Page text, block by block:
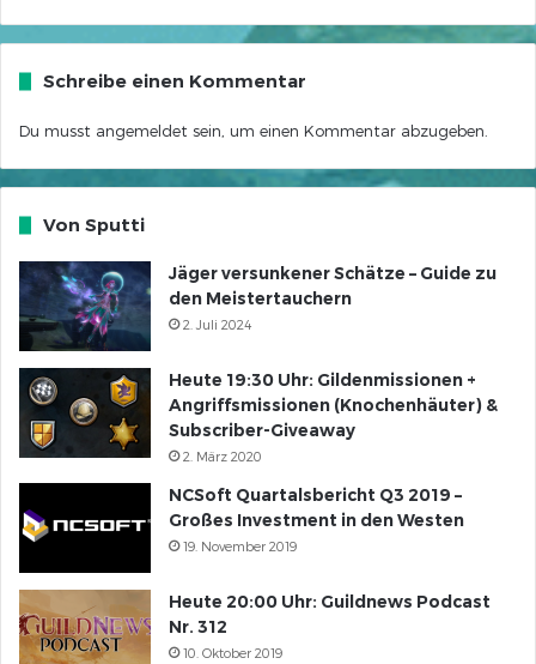
Schreibe einen Kommentar
Du musst angemeldet sein, um einen Kommentar abzugeben.
Von Sputti
Jäger versunkener Schätze – Guide zu
den Meistertauchern
2. Juli 2024
Heute 19:30 Uhr: Gildenmissionen +
Angriffsmissionen (Knochenhäuter) &
Subscriber-Giveaway
2. März 2020
NCSoft Quartalsbericht Q3 2019 –
Großes Investment in den Westen
19. November 2019
Heute 20:00 Uhr: Guildnews Podcast
Nr. 312
10. Oktober 2019